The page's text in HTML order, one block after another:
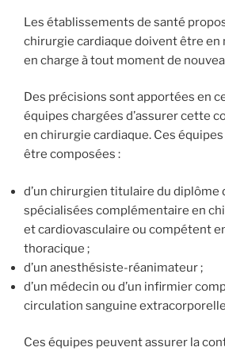
Les établissements de santé
chirurgie cardiaque doivent être en
en charge à tout moment de
Des précisions sont apportées en
équipes chargées d’assurer cette
en chirurgie cardiaque. Ces
être composées :
d’un chirurgien titulaire du diplôme
spécialisées complémentaire en
et cardiovasculaire ou compétent
thoracique ;
d’un anesthésiste-réanimateur ;
d’un médecin ou d’un infirmier
circulation sanguine
Ces équipes peuvent assurer la